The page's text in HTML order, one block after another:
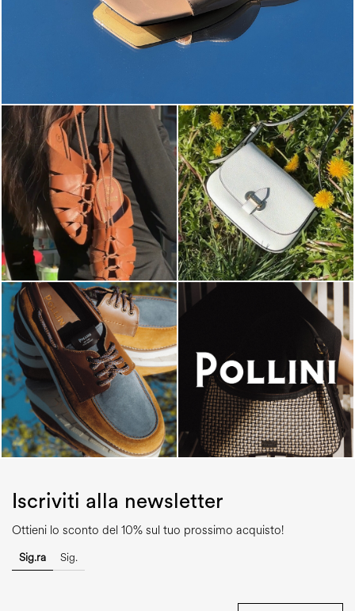
Iscriviti alla newsletter
Ottieni lo sconto del 10% sul tuo prossimo acquisto!
Sig.ra Sig.